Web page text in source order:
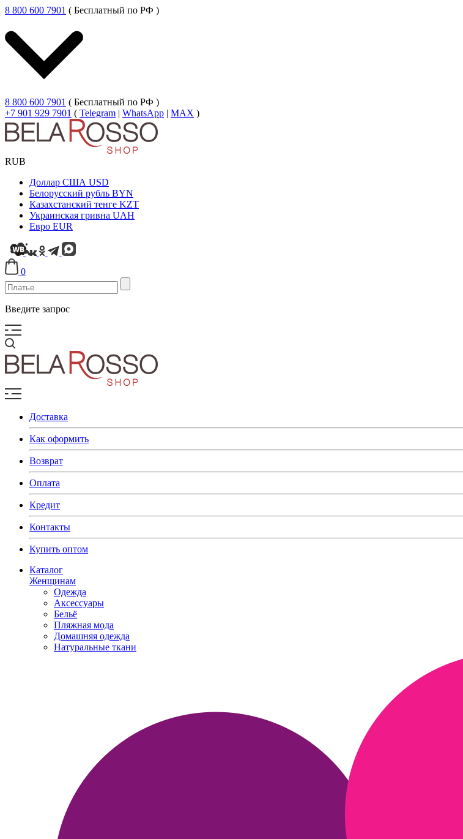
8 800 600 7901 ( Бесплатный по РФ )
8 800 600 7901 ( Бесплатный по РФ )
+7 901 929 7901 ( Telegram | WhatsApp | MAX )
RUB
Доллар США USD
Белорусский рубль BYN
Казахстанский тенге KZT
Украинская гривна UAH
Евро EUR
0
Введите запрос
Доставка
Как оформить
Возврат
Оплата
Кредит
Контакты
Купить оптом
Каталог
Женщинам
Одежда
Аксессуары
Бельё
Пляжная мода
Домашняя одежда
Натуральные ткани